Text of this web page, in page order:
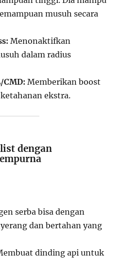
musuh secara
Menonaktifkan
dalam radius
CMD: Memberikan boost
ekstra.
dengan
serba bisa dengan
dan bertahan yang
dinding api untuk